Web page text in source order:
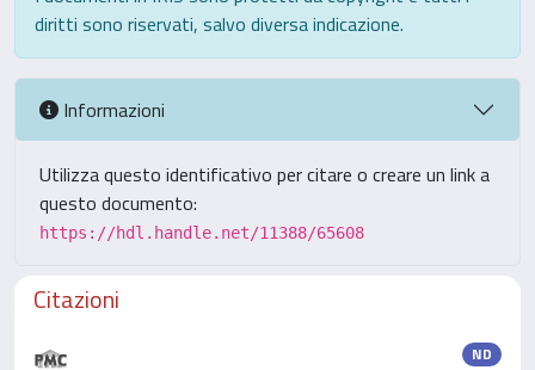
diritti sono riservati, salvo diversa indicazione.
Informazioni
Utilizza questo identificativo per citare o creare un link a
questo documento:
https://hdl.handle.net/11388/65608
Citazioni
ND